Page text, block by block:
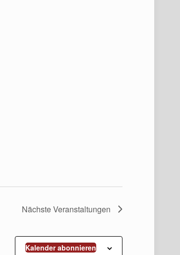
NächsteVeranstaltungen
Kalender abonnieren